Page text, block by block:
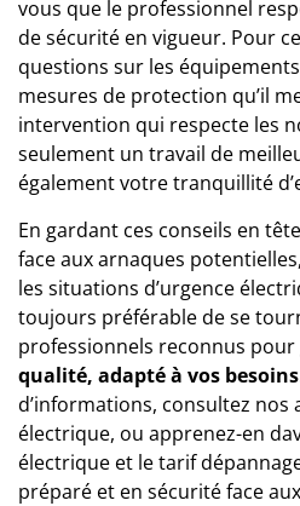
vous que le professionnel
de sécurité en vigueur. Pour
questions sur les
mesures de protection qu’il
intervention qui respecte les
seulement un travail de
également votre tranquillité
En gardant ces conseils en
face aux arnaques
les situations d’urgence
toujours préférable de se
professionnels reconnus pour
qualité, adapté à vos besoins
d’informations, consultez nos
électrique, ou apprenez-en
électrique et letarif
préparé et en sécurité face